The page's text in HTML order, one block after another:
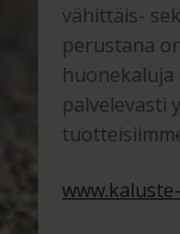
vähittäis-
perustana
palvelevasti